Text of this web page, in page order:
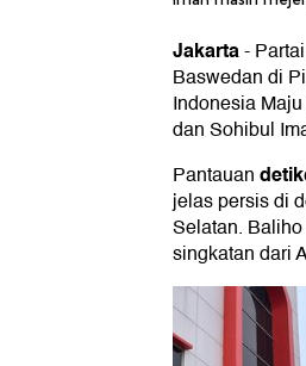
Jakarta-
Baswedan di
Indonesia
dan Sohibul
Pantauan
jelas persis di
Selatan.
singkatan dari